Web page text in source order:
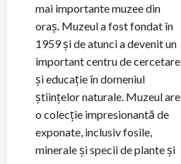
mai importante muzee din
oraș. Muzeul a fost fondat în
1959 și de atunci a devenit un
important centru de cercetare
și educație în domeniul
științelor naturale. Muzeul are
o colecție impresionantă de
exponate, inclusiv fosile,
minerale și specii de plante și